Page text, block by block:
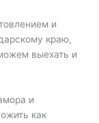
и
краю,
выехать и
и
как